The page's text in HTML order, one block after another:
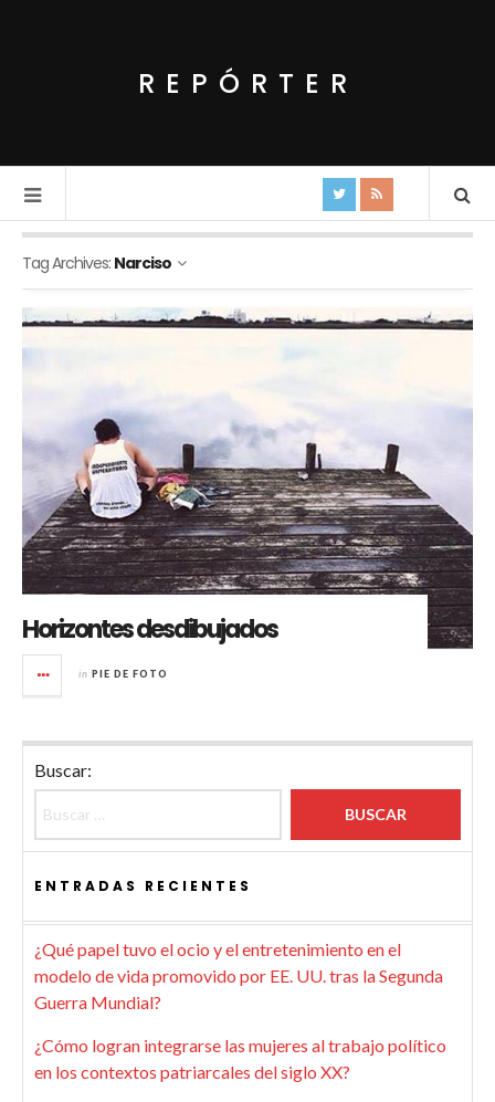
REPÓRTER
Tag Archives: Narciso
Horizontes desdibujados
in PIE DE FOTO
Buscar:
ENTRADAS RECIENTES
¿Qué papel tuvo el ocio y el entretenimiento en el
modelo de vida promovido por EE. UU. tras la Segunda
Guerra Mundial?
¿Cómo logran integrarse las mujeres al trabajo político
en los contextos patriarcales del siglo XX?